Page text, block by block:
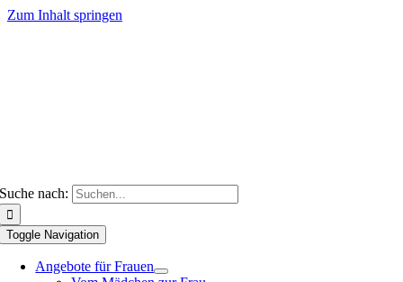
Zum Inhalt springen
Suche nach:
Toggle Navigation
Angebote für Frauen